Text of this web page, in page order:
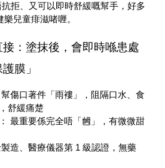
拒、又可以即時舒緩嘅幫手，好多
兒童痱滋啫喱。
：塗抹後，會即時喺患處
膜」
傷口著件「雨褸」，阻隔口水、食
舒緩痛楚
最重要係完全唔「乸」，有微微甜
造、醫療儀器第 1 級認證，無藥